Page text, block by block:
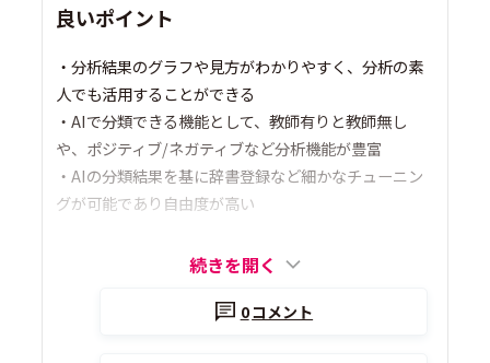
良いポイント
・分析結果のグラフや見方がわかりやすく、分析の素
人でも活用することができる
・AIで分類できる機能として、教師有りと教師無し
や、ポジティブ/ネガティブなど分析機能が豊富
・AIの分類結果を基に辞書登録など細かなチューニン
グが可能であり自由度が高い
続きを開く
0コメント